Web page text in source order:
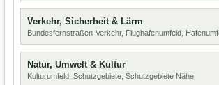
Verkehr, Sicherheit & Lärm
Bundesfernstraßen-Verkehr, Flughafenumfeld,
Natur, Umwelt & Kultur
Kulturumfeld, Schutzgebiete, Schutzgebiete Nähe